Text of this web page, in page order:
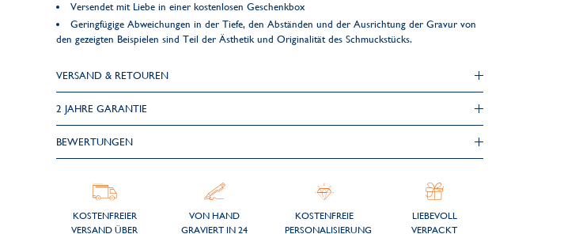
Versendet mit Liebe in einer kostenlosen Geschenkbox
Geringfügige Abweichungen in der Tiefe, den Abständen und der Ausrichtung der Gravur von
den gezeigten Beispielen sind Teil der Ästhetik und Originalität des Schmuckstücks.
VERSAND & RETOUREN
2 JAHRE GARANTIE
BEWERTUNGEN
KOSTENFREIER
VERSAND ÜBER
VON HAND
GRAVIERT IN 24
KOSTENFREIE
PERSONALISIERUNG
LIEBEVOLL
VERPACKT